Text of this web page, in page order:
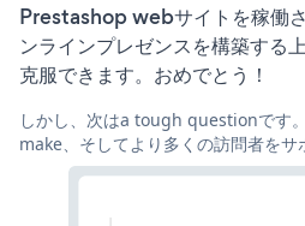
Prestashop webサイトを稼働
ンラインプレゼンスを構築する
克服できます。おめでとう！
しかし、次はa tough questionです
make、そしてより多くの訪問者をサ